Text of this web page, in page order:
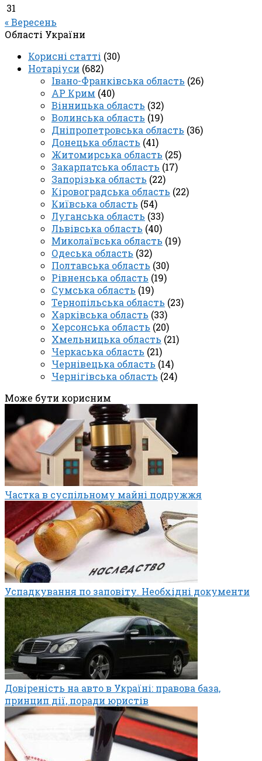
31
« Вересень
Області України
Корисні статті (30)
Нотаріуси (682)
Івано-Франківська область (26)
АР Крим (40)
Вінницька область (32)
Волинська область (19)
Дніпропетровська область (36)
Донецька область (41)
Житомирська область (25)
Закарпатська область (17)
Запорізька область (22)
Кіровоградська область (22)
Київська область (54)
Луганська область (33)
Львівська область (40)
Миколаївська область (19)
Одеська область (32)
Полтавська область (30)
Рівненська область (19)
Сумська область (19)
Тернопільська область (23)
Харківська область (33)
Херсонська область (20)
Хмельницька область (21)
Черкаська область (21)
Чернівецька область (14)
Чернігівська область (24)
Може бути корисним
Частка в суспільному майні подружжя
Успадкування по заповіту. Необхідні документи
Довіреність на авто в Україні: правова база,
принцип дії, поради юристів